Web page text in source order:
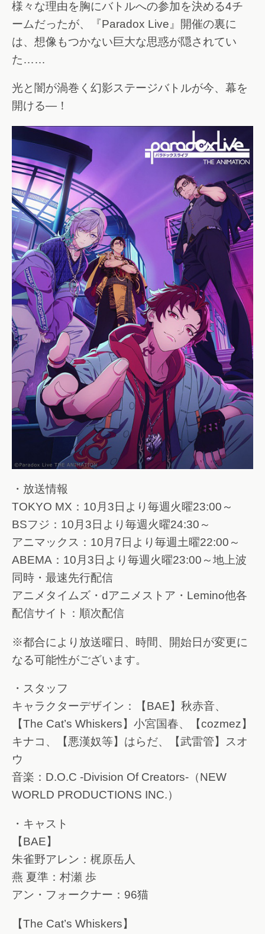
様々な理由を胸にバトルへの参加を決める4チ
ームだったが、『Paradox Live』開催の裏に
は、想像もつかない巨大な思惑が隠されてい
た……
光と闇が渦巻く幻影ステージバトルが今、幕を
開ける―！
・放送情報
TOKYO MX：10月3日より毎週火曜23:00～
BSフジ：10月3日より毎週火曜24:30～
アニマックス：10月7日より毎週土曜22:00～
ABEMA：10月3日より毎週火曜23:00～地上波
同時・最速先行配信
アニメタイムズ・dアニメストア・Lemino他各
配信サイト：順次配信
※都合により放送曜日、時間、開始日が変更に
なる可能性がございます。
・スタッフ
キャラクターデザイン：【BAE】秋赤音、
【The Cat’s Whiskers】小宮国春、【cozmez】
キナコ、【悪漢奴等】はらだ、【武雷管】スオ
ウ
音楽：D.O.C -Division Of Creators-（NEW
WORLD PRODUCTIONS INC.）
・キャスト
【BAE】
朱雀野アレン：梶原岳人
燕 夏準：村瀬 歩
アン・フォークナー：96猫
【The Cat’s Whiskers】